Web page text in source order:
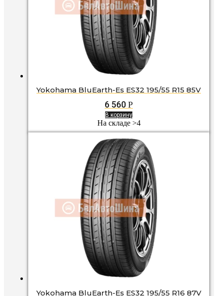
Yokohama BluEarth-Es ES32 195/55 R15 85V
6 560 Р
В корзину
На складе >4
Yokohama BluEarth-Es ES32 195/55 R16 87V